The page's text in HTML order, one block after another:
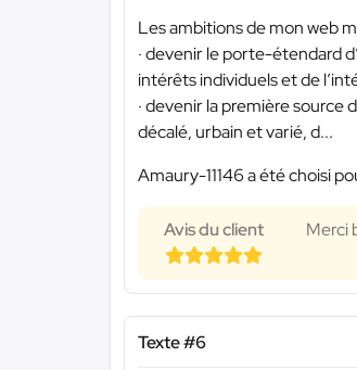
Les ambitions de mon web
· devenir le porte-étendard
intérêts individuels et de
· devenir la première source
décalé, urbain et varié, d...
Amaury-11146 a été choisi
Avis du client Merci
Texte #6